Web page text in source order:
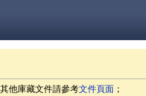
他庫藏文件請參考文件頁面 ；